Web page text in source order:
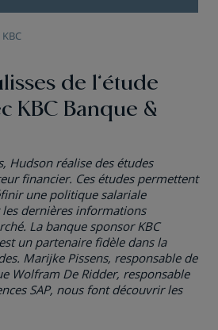
KBC
de l’étude
KBC Banque &
Hudson réalise des études
financier. Ces études permettent
une politique salariale
dernières informations
La banque sponsor KBC
un partenaire fidèle dans la
Marijke Pissens, responsable de
Wolfram De Ridder, responsable
SAP, nous font découvrir les